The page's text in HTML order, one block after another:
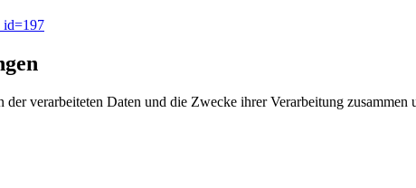
verarbeiteten Daten und die Zwecke ihrer Verarbeitung zusammen